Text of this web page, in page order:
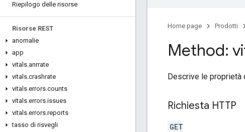
Riepilogo delle risorse
Risorse REST
anomalie
app
vitals.anrrate
vitals.crashrate
vitals.errors.counts
vitals.errors.issues
vitals.errors.reports
tasso di risvegli
Home page Prodotti
Method:
Descrive le proprietà
Richiesta HTTP
GET